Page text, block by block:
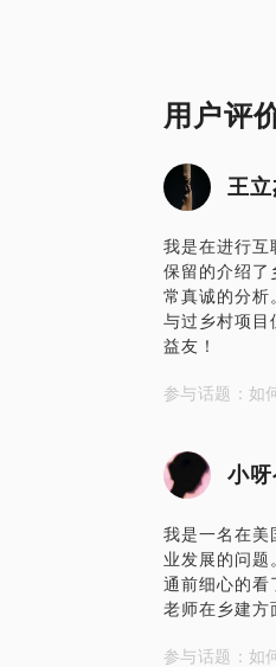
用户评
王立
我是在进行互
保留的介绍了
常真诚的分析
与过乡村项目
益友！
参与话题：如
小呀
我是一名在美
业发展的问题
通前细心的看
老师在乡建方
参与话题：如